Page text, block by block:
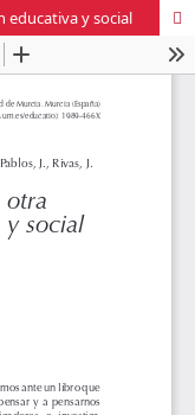
educativa y social